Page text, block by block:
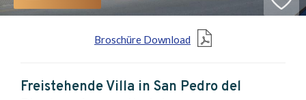
Broschüre Download
Freistehende Villa in San Pedro del